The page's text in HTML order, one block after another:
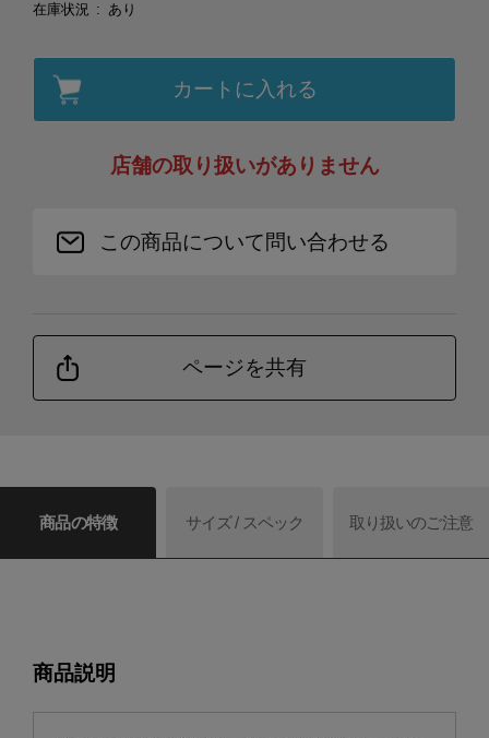
在庫状況
あり
カートに入れる
店舗の取り扱いがありません
この商品について問い合わせる
ページを共有
商品の特徴 サイズ / スペック 取り扱いのご注意
商品説明